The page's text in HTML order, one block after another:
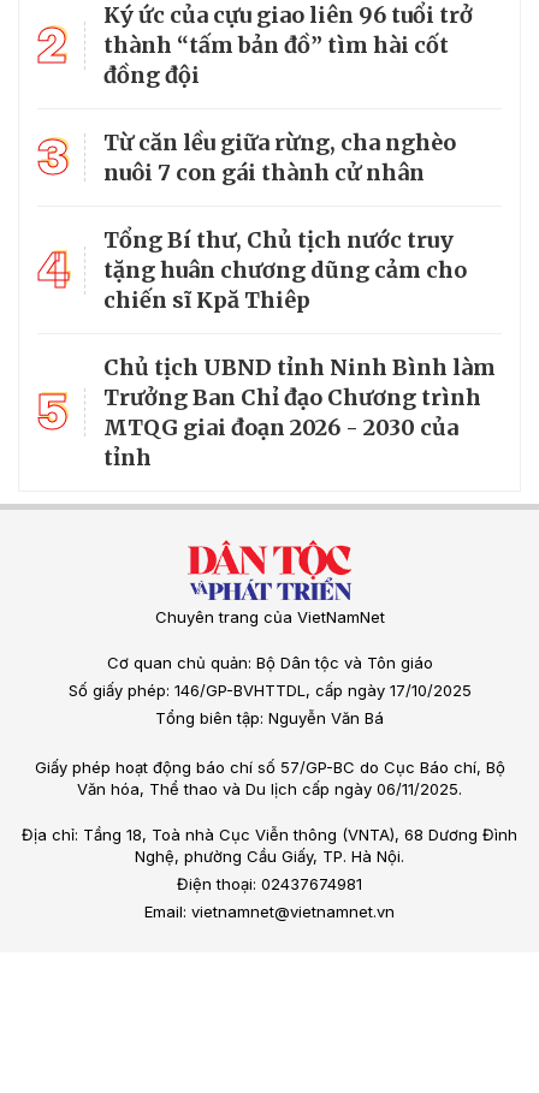
2
Ký ức của cựu giao liên 96 tuổi trở
thành “tấm bản đồ” tìm hài cốt
đồng đội
3
Từ căn lều giữa rừng, cha nghèo
nuôi 7 con gái thành cử nhân
4
Tổng Bí thư, Chủ tịch nước truy
tặng huân chương dũng cảm cho
chiến sĩ Kpă Thiêp
5
Chủ tịch UBND tỉnh Ninh Bình làm
Trưởng Ban Chỉ đạo Chương trình
MTQG giai đoạn 2026 - 2030 của
tỉnh
Chuyên trang của VietNamNet
Cơ quan chủ quản: Bộ Dân tộc và Tôn giáo
Số giấy phép: 146/GP-BVHTTDL, cấp ngày 17/10/2025
Tổng biên tập: Nguyễn Văn Bá
Giấy phép hoạt động báo chí số 57/GP-BC do Cục Báo chí, Bộ
Văn hóa, Thể thao và Du lịch cấp ngày 06/11/2025.
Địa chỉ: Tầng 18, Toà nhà Cục Viễn thông (VNTA), 68 Dương Đình
Nghệ, phường Cầu Giấy, TP. Hà Nội.
Điện thoại: 02437674981
Email: vietnamnet@vietnamnet.vn